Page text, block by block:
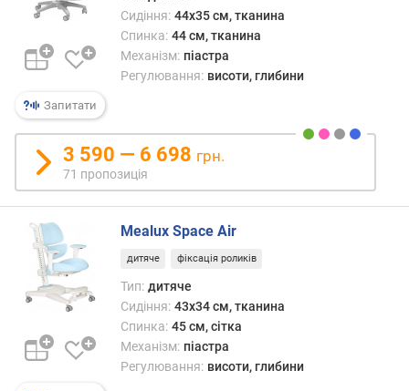
в
а
н
я
Запитати
Сидіння: 44x35 см, тканина
Спинка: 44 см, тканина
Механізм: піастра
Регулювання: висоти, глибини
3 590 — 6 698 грн.
71 пропозиція
Mealux Space Air
дитяче фіксація роликів
Тип: дитяче
Сидіння: 43x34 см, тканина
Спинка: 45 см, сітка
Механізм: піастра
Регулювання: висоти, глибини